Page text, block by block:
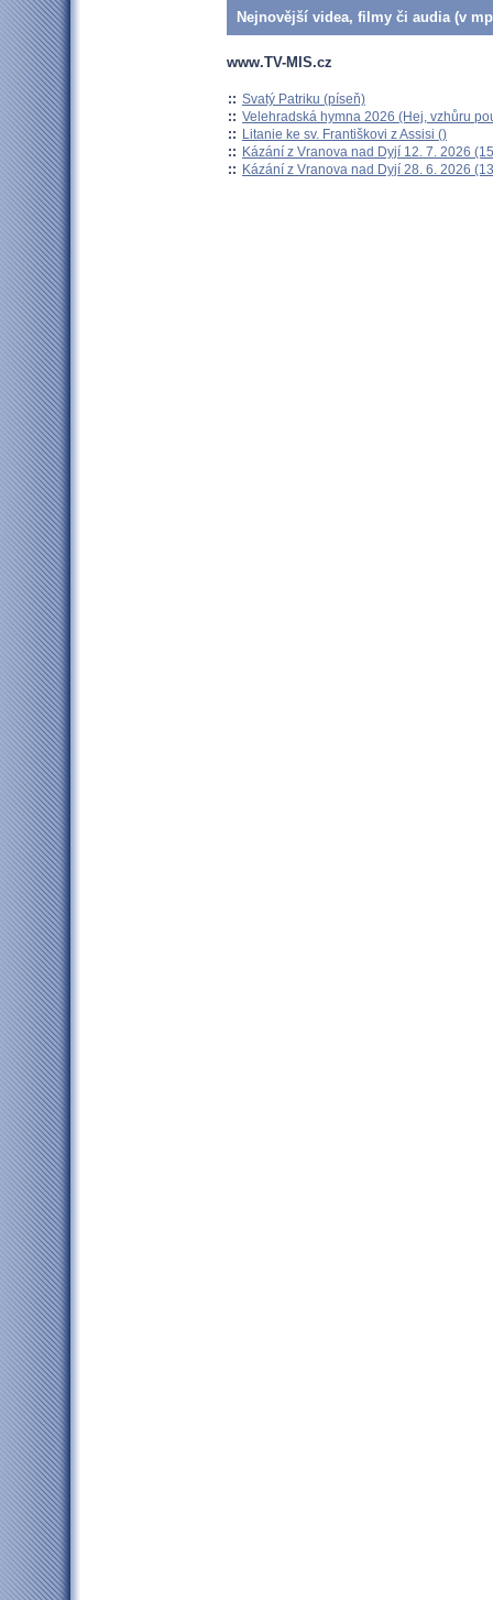
Nejnovější videa, filmy či audia (v
www.TV-MIS.cz
:: Svatý Patriku (píseň)
:: Velehradská hymna 2026 (Hej, vzhůru
:: Litanie ke sv. Františkovi z Assisi ()
:: Kázání z Vranova nad Dyjí 12. 7. 2026
:: Kázání z Vranova nad Dyjí 28. 6. 2026